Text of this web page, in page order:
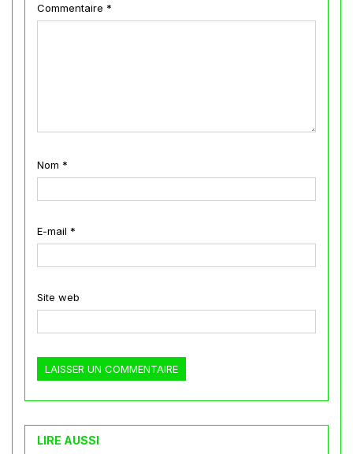
Commentaire *
Nom *
E-mail *
Site web
LIRE AUSSI